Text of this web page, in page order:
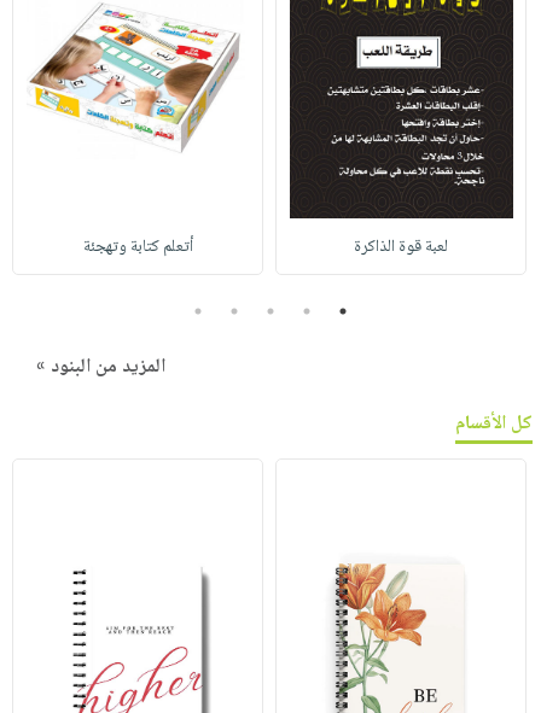
لعبة قوة الذاكرة أتعلم كتابة وتهجئة
1
2
3
4
5
المزيد من البنود »
كل الأقسام